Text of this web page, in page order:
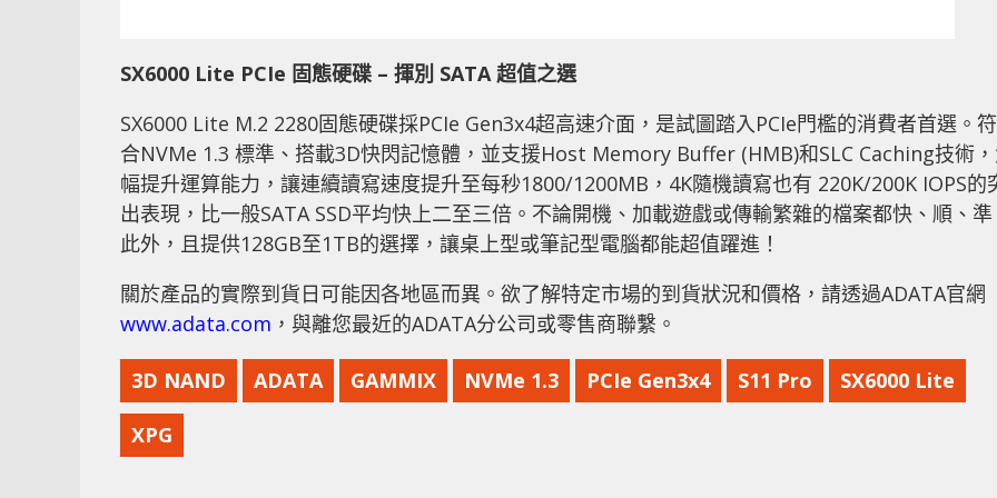
SX6000 Lite PCIe 固態硬碟 – 揮別 SATA 超值之選
SX6000 Lite M.2 2280固態硬碟採PCIe Gen3x4超高速介面，是試圖踏入PCIe門檻的消費者首選。符
合NVMe 1.3 標準、搭載3D快閃記憶體，並支援Host Memory Buffer (HMB)和SLC Caching技術
幅提升運算能力，讓連續讀寫速度提升至每秒1800/1200MB，4K隨機讀寫也有 220K/200K IOPS的
出表現，比一般SATA SSD平均快上二至三倍。不論開機、加載遊戲或傳輸繁雜的檔案都快、順、準
此外，且提供128GB至1TB的選擇，讓桌上型或筆記型電腦都能超值躍進！
關於產品的實際到貨日可能因各地區而異。欲了解特定市場的到貨狀況和價格，請透過ADATA官網
www.adata.com ，與離您最近的ADATA分公司或零售商聯繫。
3D NAND ADATA GAMMIX NVMe 1.3 PCIe Gen3x4 S11 Pro SX6000 Lite
XPG